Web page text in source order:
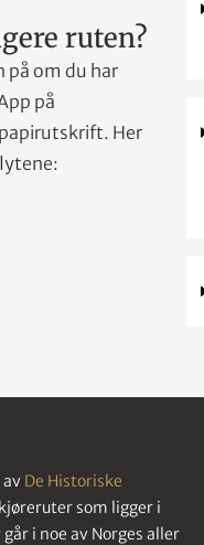
ruten?
på om du har
på
Her
av De Historiske
som ligger i
i noe av Norges aller